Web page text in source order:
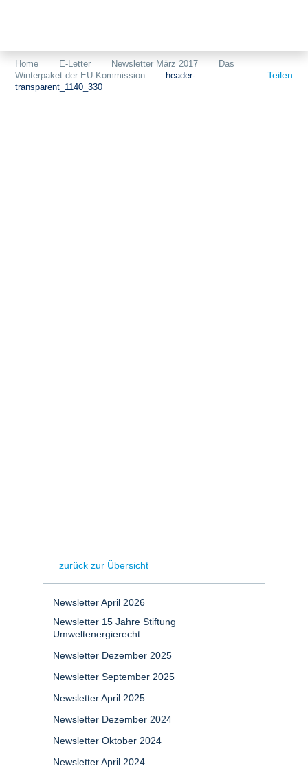
Europa
Publikationen
Home E-Letter Newsletter März 2017
Das
Winterpaket der EU-Kommission
header-
transparent_1140_330
Teilen
zurück zur Übersicht
Newsletter April 2026
Newsletter 15 Jahre Stiftung
Umweltenergierecht
Newsletter Dezember 2025
Newsletter September 2025
Newsletter April 2025
Newsletter Dezember 2024
Newsletter Oktober 2024
Newsletter April 2024